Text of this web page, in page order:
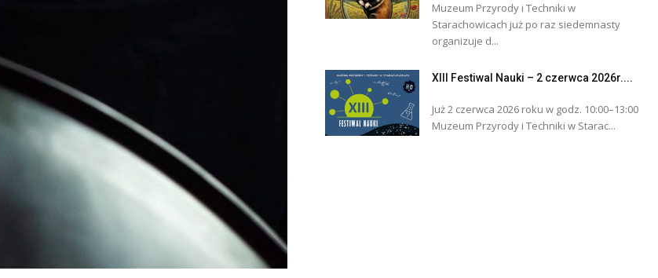
Muzeum Przyrody i Techniki w
Starachowicach już po raz siedemnasty
organizuje d...
XIII Festiwal Nauki – 2 czerwca 2026r....
Już 2 czerwca 2026 roku w godz. 10:00–13:00
Muzeum Przyrody i Techniki w Starac...